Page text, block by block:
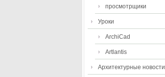
просмотрщики
Уроки
ArchiCad
Artlantis
Архитектурные новости